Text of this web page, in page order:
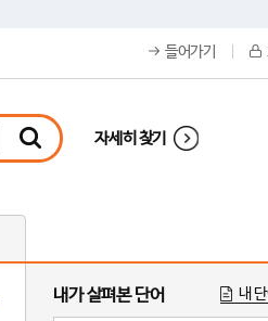
들어가기
자세히 찾기
내가 살펴본 단어 내